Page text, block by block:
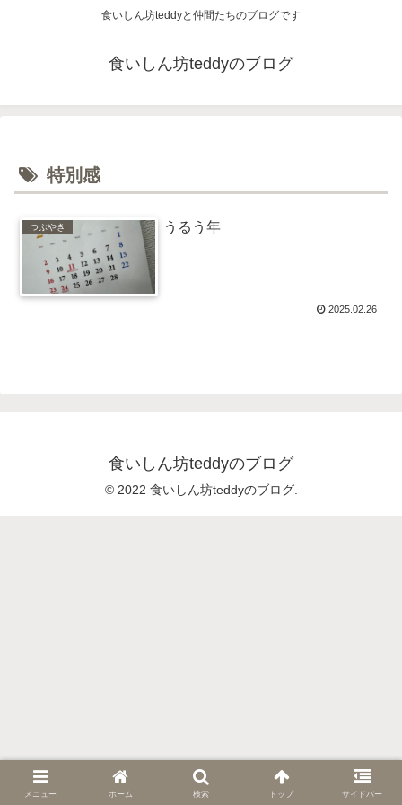
食いしん坊teddyと仲間たちのブログです
食いしん坊teddyのブログ
特別感
つぶやき うるう年
2025.02.26
食いしん坊teddyのブログ
© 2022 食いしん坊teddyのブログ.
メニュー ホーム 検索 トップ サイドバー